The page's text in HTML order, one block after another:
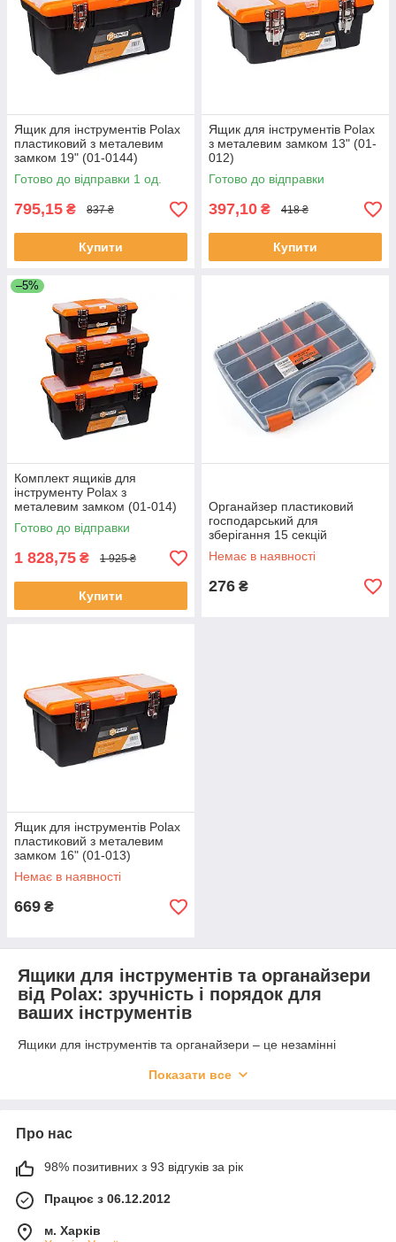
Ящик для інструментів Polax
пластиковий з металевим
замком 19" (01-0144)
Готово до відправки 1 од.
795,15 ₴ 837 ₴
Купити
Ящик для інструментів Polax
з металевим замком 13" (01-
012)
Готово до відправки
397,10 ₴ 418 ₴
Купити
–5%
Комплект ящиків для
інструменту Polax з
металевим замком (01-014)
Готово до відправки
1 828,75 ₴ 1 925 ₴
Купити
Органайзер пластиковий
господарський для
зберігання 15 секцій
320х255х60 мм, Polax (01-
009)
Немає в наявності
276 ₴
Ящик для інструментів Polax
пластиковий з металевим
замком 16" (01-013)
Немає в наявності
669 ₴
Ящики для інструментів та органайзери
від Polax: зручність і порядок для
ваших інструментів
Ящики для інструментів та органайзери – це незамінні
всі необхідні інструменти під рукою, забезпечуючи комфорт
обраний органайзер або ящик стане важливою частиною
вашого робочого процесу.
Купити ящики та органайзери Polax:
вибір професіоналів
Наш інтернет-магазин пропонує широкий асортимент ящиків
та органайзерів, які поєднують сучасний дизайн, високу якість
Показати все
Про нас
98% позитивних з 93 відгуків за рік
Працює з 06.12.2012
м. Харків